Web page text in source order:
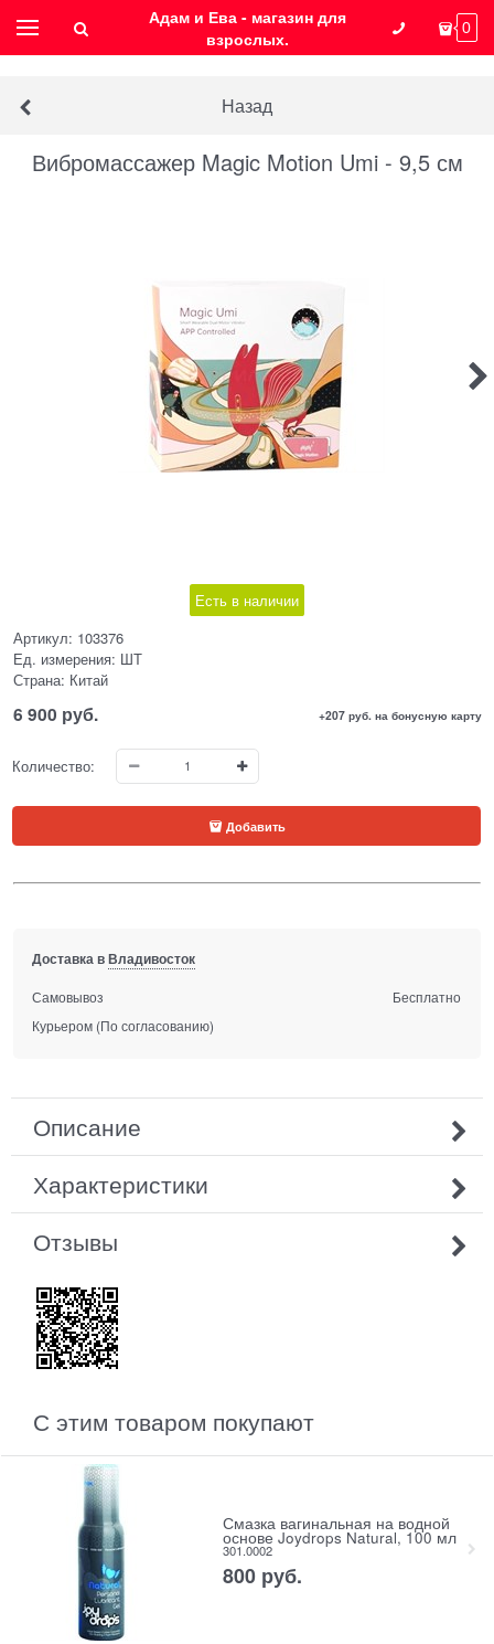
Адам и Ева - магазин для
взрослых.
0
Назад
Вибромассажер Magic Motion Umi - 9,5 см
Есть в наличии
Артикул: 103376
Ед. измерения: ШТ
Страна: Китай
6 900 руб. +207 руб. на бонусную карту
Количество:
Добавить
Доставка вВладивосток
Самовывоз
Бесплатно
Курьером (По согласованию)
Описание
Характеристики
Отзывы
С этим товаром покупают
Смазка вагинальная на водной
основе Joydrops Natural, 100 мл
301.0002
800 руб.